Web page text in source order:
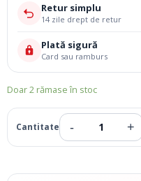
Retur simplu
14 zile drept de retur
Plată sigură
Card sau ramburs
Doar 2 rămase în stoc